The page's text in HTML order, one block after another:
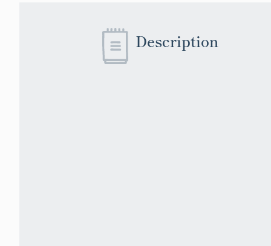
Description